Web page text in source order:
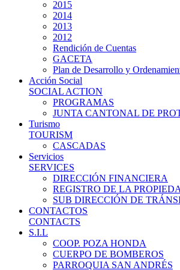
2015
2014
2013
2012
Rendición de Cuentas
GACETA
Plan de Desarrollo y
Acción Social
SOCIAL ACTION
PROGRAMAS
JUNTA CANTONAL DE
Turismo
TOURISM
CASCADAS
Servicios
SERVICES
DIRECCIÓN FINANCIERA
REGISTRO DE LA
SUB DIRECCIÓN DE
CONTACTOS
CONTACTS
S.I.L
COOP. POZA HONDA
CUERPO DE BOMBEROS
PARROQUIA SAN ANDRÉS